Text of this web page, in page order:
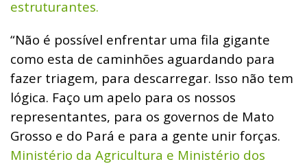
estruturantes.
“Não é possível enfrentar uma fila gigante
como esta de caminhões aguardando para
fazer triagem, para descarregar. Isso não tem
lógica. Faço um apelo para os nossos
representantes, para os governos de Mato
Grosso e do Pará e para a gente unir forças.
Ministério da Agricultura e Ministério dos